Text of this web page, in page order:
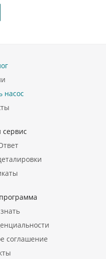
насос
сервис
соглашение